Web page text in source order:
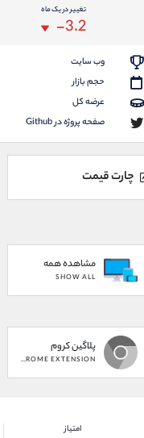
تغییر در یک ماه
-3.2
وب سایت
حجم بازار
عرضه کل
صفحه پروژه در Github
چارت قیمت
مشاهده همه
SHOW ALL
پلاگین کروم
CHROME EXTENSION
امتیاز